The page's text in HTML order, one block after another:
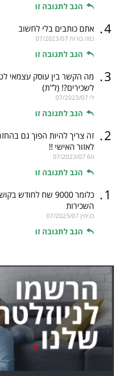
הגב לתגובה זו
4
. אתם כותבים בלי לחשוב
כמה בורות 07/2023/07
הגב לתגובה זו
3
.
לשכירים?! (ל"ת)
לי 07/2023/07
הגב לתגובה זו
2
. זה צריך להיות הפוך גם
לאזור האישי !!
מ6 07/2023/07
הגב לתגובה זו
1
.
כלומר 9000 שח
השכירות
בנימין 07/2023/07
הגב לתגובה זו